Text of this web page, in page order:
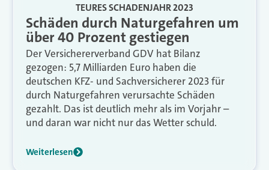
TEURES SCHADENJAHR 2023
Schäden durch Naturgefahren um
über 40 Prozent gestiegen
Der Versichererverband GDV hat Bilanz
gezogen: 5,7 Milliarden Euro haben die
deutschen KFZ- und Sachversicherer 2023 für
durch Naturgefahren verursachte Schäden
gezahlt. Das ist deutlich mehr als im Vorjahr –
und daran war nicht nur das Wetter schuld.
Weiterlesen